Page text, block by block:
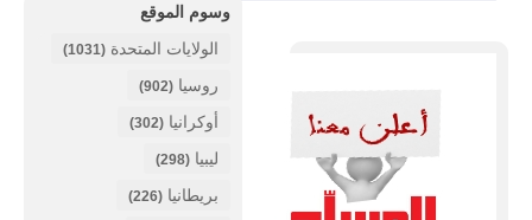
وسوم الموقع
الولايات المتحدة (1031)
روسيا (902)
أوكرانيا (302)
ليبيا (298)
بريطانيا (226)